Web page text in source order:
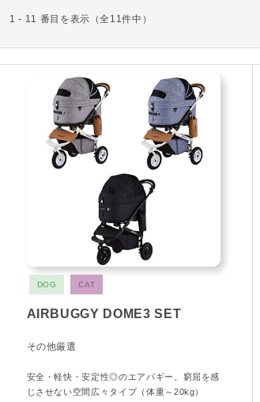
1 - 11 番目を表示（全11件中）
DOG CAT
AIRBUGGY DOME3 SET
その他厳選
安全・軽快・安定性◎のエアバギー。窮屈を感
じさせない空間広々タイプ（体重～20kg）